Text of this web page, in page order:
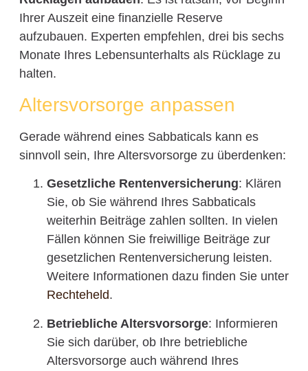
Ihrer Auszeit eine finanzielle Reserve
aufzubauen. Experten empfehlen, drei bis sechs
Monate Ihres Lebensunterhalts als Rücklage zu
halten.
Altersvorsorge anpassen
Gerade während eines Sabbaticals kann es
sinnvoll sein, Ihre Altersvorsorge zu überdenken:
Gesetzliche Rentenversicherung: Klären
Sie, ob Sie während Ihres Sabbaticals
weiterhin Beiträge zahlen sollten. In vielen
Fällen können Sie freiwillige Beiträge zur
gesetzlichen Rentenversicherung leisten.
Weitere Informationen dazu finden Sie unter
Rechteheld.
Betriebliche Altersvorsorge: Informieren
Sie sich darüber, ob Ihre betriebliche
Altersvorsorge auch während Ihres